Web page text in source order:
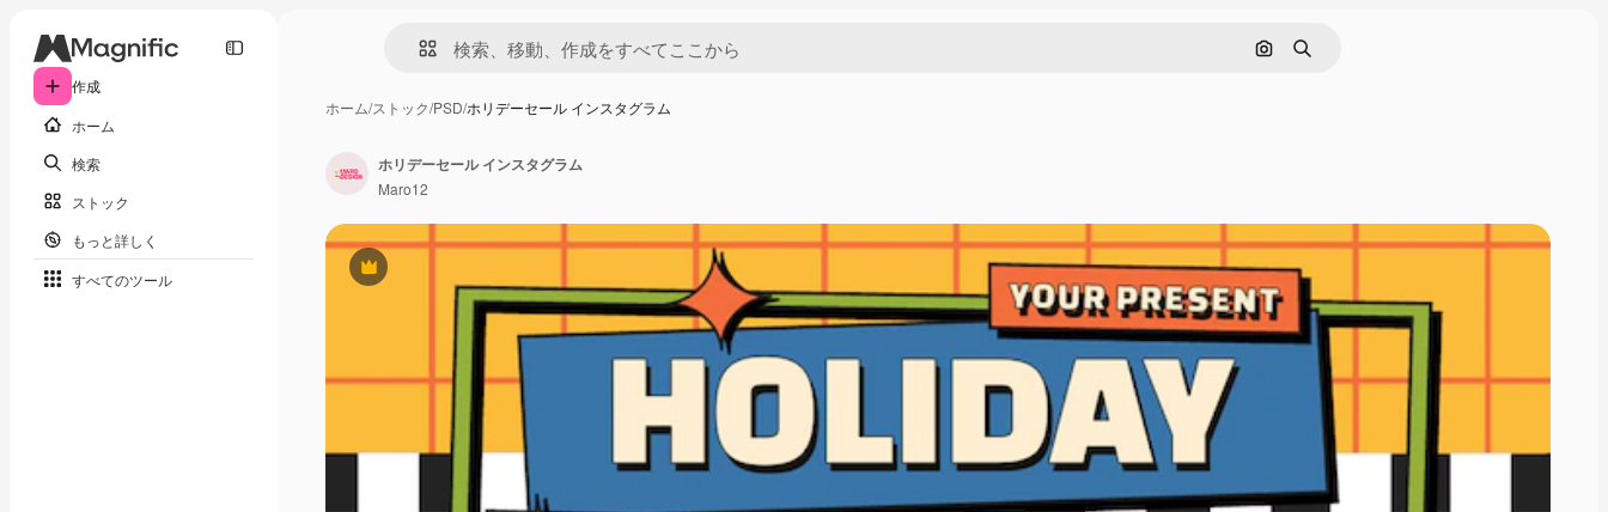
作成
ホーム
検索
ストック
もっと詳しく
すべてのツール
画像で検索
検索
ホーム/ストック/PSD/ホリデーセール インスタグラム
Premium
ホリデーセール インスタグラム
Maro12